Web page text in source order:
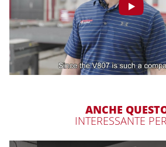
ANCHE
INTERESSANTE